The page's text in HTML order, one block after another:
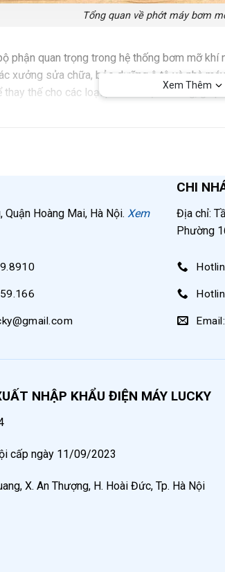
Tổng quan về phớt máy bơm
phận quan trọng trong hệ thống bơm mỡ
xưởng sửa chữa, bảo dưỡng ô tô và nhà
thay thế cho các loại phớt đã bị hư hỏng,
mỡ từ thùng chứa ra ngoài thông qua hệ
rỉmỡ vào động cơ của máy bơm
bơm mỡ ổn định, đảm bảo lượng mỡ được
bơm mỡ sẽ hoạt động kém hiệu quả, áp
Xem Thêm
Quận Hoàng Mai, Hà Nội. Xem
CHI
Địa chỉ:
Phường
NHẬP KHẨU ĐIỆN MÁY LUCKY
cấp ngày 11/09/2023
X. An Thượng, H. Hoài Đức, Tp. Hà Nội